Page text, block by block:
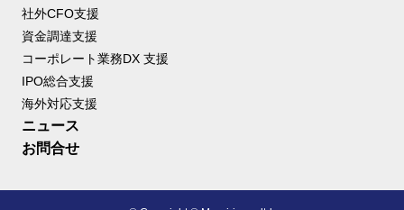
社外CFO支援
資金調達支援
コーポレート業務DX 支援
IPO総合支援
海外対応支援
ニュース
お問合せ